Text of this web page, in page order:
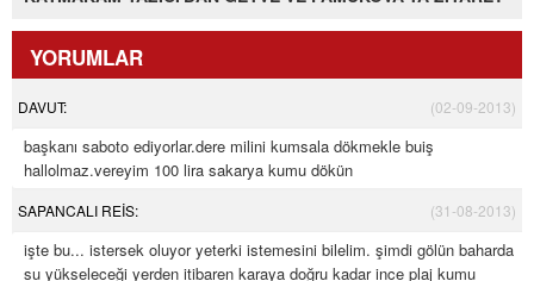
YORUMLAR
DAVUT: (02-09-2013)
başkanı saboto ediyorlar.dere milini kumsala dökmekle buiş
hallolmaz.vereyim 100 lira sakarya kumu dökün
SAPANCALI REİS: (31-08-2013)
işte bu... istersek oluyor yeterki istemesini bilelim. şimdi gölün baharda
su yükseleceği yerden itibaren karaya doğru kadar ince plaj kumu